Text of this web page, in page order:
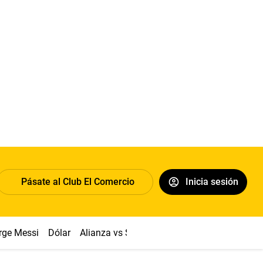
Pásate al Club El Comercio Inicia sesión
Messi Dólar Alianza vs Sport Boys